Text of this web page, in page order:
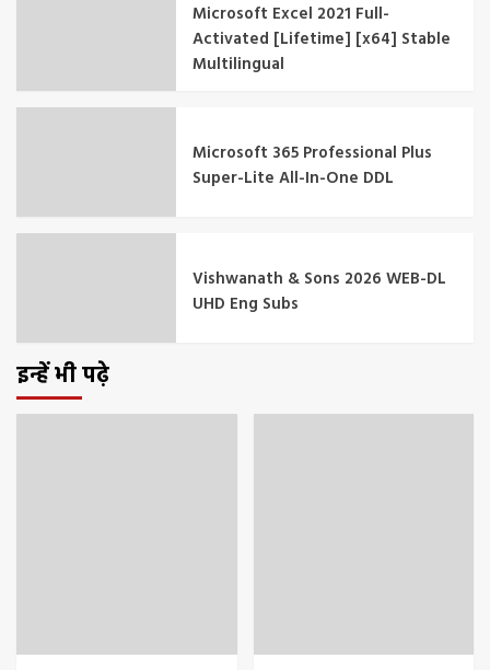
Microsoft Excel 2021 Full-
Activated [Lifetime] [x64] Stable
Multilingual
Microsoft 365 Professional Plus
Super-Lite All-In-One DDL
Vishwanath & Sons 2026 WEB-DL
UHD Eng Subs
इन्हें भी पढ़े